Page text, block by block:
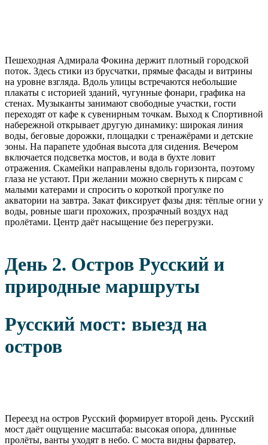
Пешеходная Адмирала Фокина держит плотный городской
поток. Здесь стики из брусчатки, прямые фасады и витрины
на уровне взгляда. Вдоль улицы встречаются небольшие
плакаты с историей зданий, чугунные фонари, графика на
стенах. Музыканты занимают свободные участки, гости
переходят от кафе к сувенирным точкам. Выход к Спортивной
набережной открывает другую динамику: широкая линия
воды, беговые дорожки, площадки с тренажёрами и детские
зоны. На парапете удобная высота для сидения. Вечером
включается подсветка мостов, и вода в бухте ловит
отражения. Скамейки направлены вдоль горизонта, поэтому
глаза не устают. При желании можно свернуть к пирсам с
малыми катерами и спросить о короткой прогулке по
акватории на завтра. Закат фиксирует фазы дня: тёплые огни у
воды, ровные шаги прохожих, прозрачный воздух над
пролётами. Центр даёт насыщение без перегрузки.
День 2. Остров Русский и
природные маршруты
Русский мост: выезд на
остров
Переезд на остров Русский формирует второй день. Русский
мост даёт ощущение масштаба: высокая опора, длинные
пролёты, ванты уходят в небо. С моста видны фарватер,